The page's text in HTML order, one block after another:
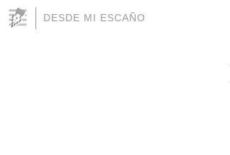
DESDE MI ESCAÑO